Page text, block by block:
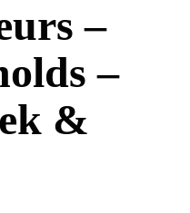
–
–
&